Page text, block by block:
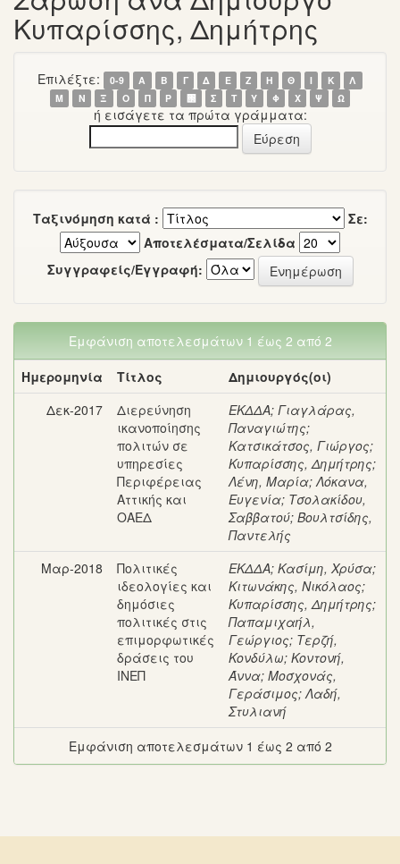
Κυπαρίσσης, Δημήτρης
Επιλέξτε: 0-9 Α Β Γ Δ Ε Ζ Η Θ Ι Κ
Λ
Μ
Ν Ξ Ο Π Ρ ΢ Σ Τ Υ Φ Χ Ψ Ω
ή εισάγετε τα πρώτα γράμματα:
Ταξινόμηση κατά :
Σε:
Αποτελέσματα/Σελίδα
Συγγραφείς/Εγγραφή:
Εμφάνιση αποτελεσμάτων 1 έως 2 από 2
Ημερομηνία
Τίτλος
Δημιουργός(οι)
Δεκ-2017
Διερεύνηση
ικανοποίησης
πολιτών σε
υπηρεσίες
Περιφέρειας
Αττικής και
ΟΑΕΔ
ΕΚΔΔΑ; Γιαγλάρας,
Παναγιώτης;
Κατσικάτσος, Γιώργος;
Κυπαρίσσης, Δημήτρης;
Λένη, Μαρία;Λόκανα,
Ευγενία; Τσολακίδου,
Σαββατού; Βουλτσίδης,
Παντελής
Μαρ-2018
Πολιτικές
ιδεολογίες και
δημόσιες
πολιτικές στις
επιμορφωτικές
δράσεις του
ΙΝΕΠ
ΕΚΔΔΑ; Κασίμη, Χρύσα;
Κιτωνάκης, Νικόλαος;
Κυπαρίσσης, Δημήτρης;
Παπαμιχαήλ,
Γεώργιος; Τερζή,
Κονδύλω; Κοντονή,
Άννα; Μοσχονάς,
Γεράσιμος;Λαδή,
Στυλιανή
Εμφάνιση αποτελεσμάτων 1 έως 2 από 2